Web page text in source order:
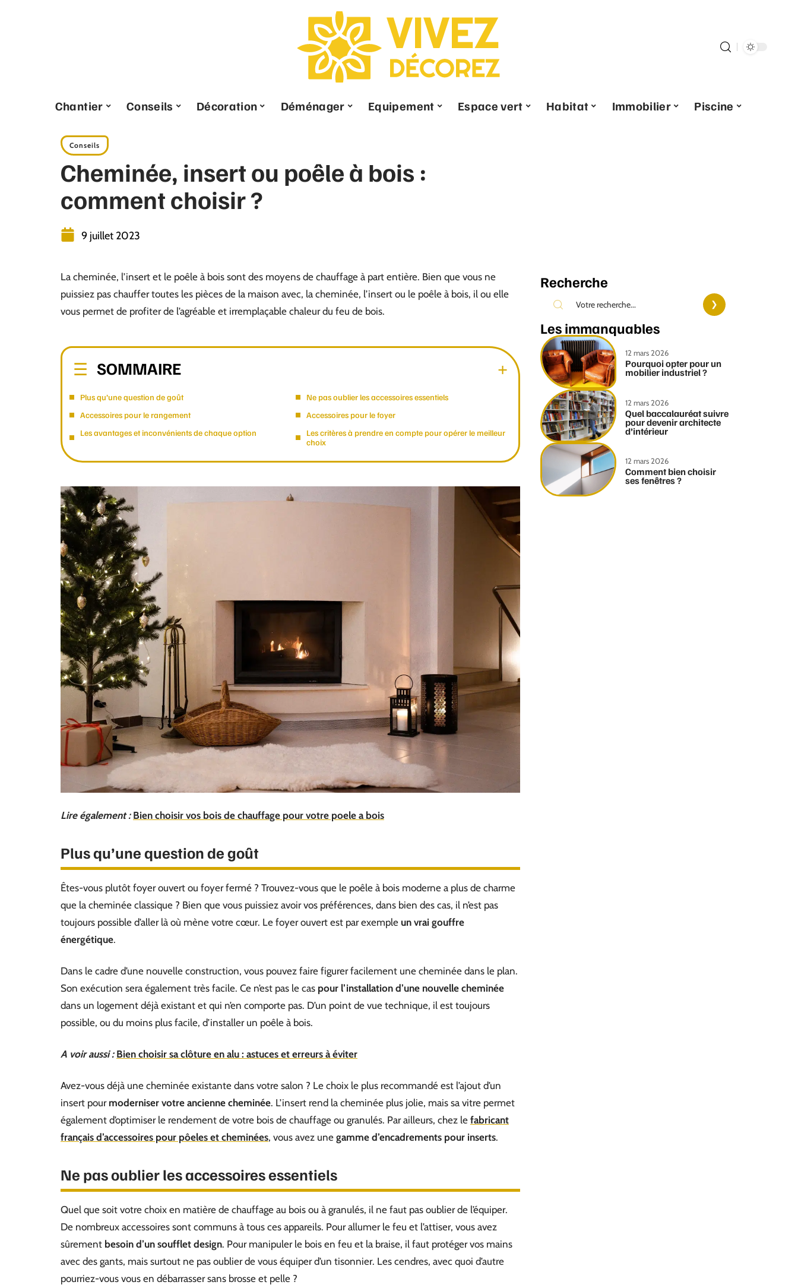
Chantier Conseils Décoration Déménager Equipement Espace vert Habitat Immobilier Piscine
Conseils
Cheminée, insert ou poêle à bois :
comment choisir ?
9 juillet 2023
La cheminée, l’insert et le poêle à bois sont des moyens de chauffage à part entière. Bien que vous ne
puissiez pas chauffer toutes les pièces de la maison avec, la cheminée, l’insert ou le poêle à bois, il ou elle
vous permet de profiter de l’agréable et irremplaçable chaleur du feu de bois.
SOMMAIRE
Plus qu’une question de goût
Ne pas oublier les accessoires essentiels
Accessoires pour le rangement
Accessoires pour le foyer
Les avantages et inconvénients de chaque option
Les critères à prendre en compte pour opérer le meilleur
choix
Lire également : Bien choisir vos bois de chauffage pour votre poele a bois
Plus qu’une question de goût
Êtes-vous plutôt foyer ouvert ou foyer fermé ? Trouvez-vous que le poêle à bois moderne a plus de charme
que la cheminée classique ? Bien que vous puissiez avoir vos préférences, dans bien des cas, il n’est pas
toujours possible d’aller là où mène votre cœur. Le foyer ouvert est par exemple un vrai gouffre
énergétique.
Dans le cadre d’une nouvelle construction, vous pouvez faire figurer facilement une cheminée dans le plan.
Son exécution sera également très facile. Ce n’est pas le cas pour l’installation d’une nouvelle cheminée
dans un logement déjà existant et qui n’en comporte pas. D’un point de vue technique, il est toujours
possible, ou du moins plus facile, d’installer un poêle à bois.
A voir aussi : Bien choisir sa clôture en alu : astuces et erreurs à éviter
Avez-vous déjà une cheminée existante dans votre salon ? Le choix le plus recommandé est l’ajout d’un
insert pour moderniser votre ancienne cheminée. L’insert rend la cheminée plus jolie, mais sa vitre permet
également d’optimiser le rendement de votre bois de chauffage ou granulés. Par ailleurs, chez le fabricant
français d’accessoires pour pôeles et cheminées, vous avez une gamme d’encadrements pour inserts.
Ne pas oublier les accessoires essentiels
Quel que soit votre choix en matière de chauffage au bois ou à granulés, il ne faut pas oublier de l’équiper.
De nombreux accessoires sont communs à tous ces appareils. Pour allumer le feu et l’attiser, vous avez
sûrement besoin d’un soufflet design. Pour manipuler le bois en feu et la braise, il faut protéger vos mains
avec des gants, mais surtout ne pas oublier de vous équiper d’un tisonnier. Les cendres, avec quoi d’autre
pourriez-vous vous en débarrasser sans brosse et pelle ?
Recherche
Les immanquables
12 mars 2026
Pourquoi opter pour un
mobilier industriel ?
12 mars 2026
Quel baccalauréat suivre
pour devenir architecte
d’intérieur
12 mars 2026
Comment bien choisir
ses fenêtres ?